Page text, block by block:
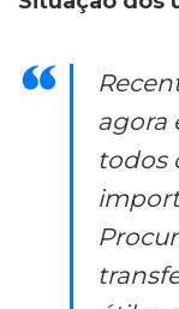
agora
todos